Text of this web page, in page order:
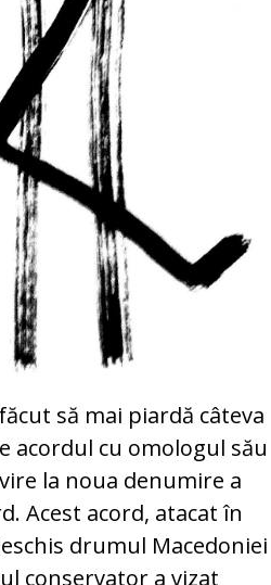
să mai piardă câteva
acordul cu omologul său
la noua denumire a
Acest acord, atacat în
drumul Macedoniei
conservator a vizat